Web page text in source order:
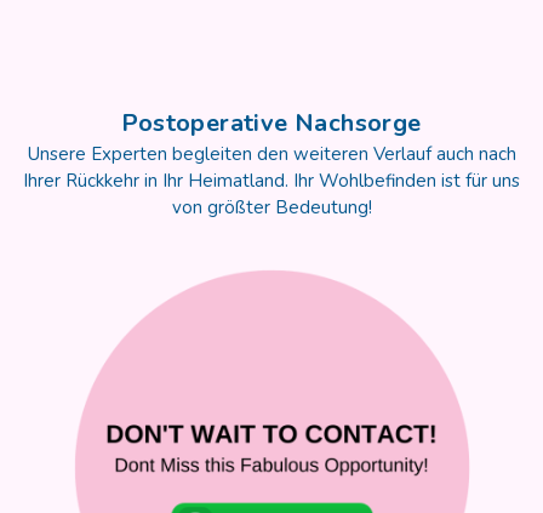
Postoperative Nachsorge
Unsere Experten begleiten den weiteren Verlauf auch nach
Ihrer Rückkehr in Ihr Heimatland. Ihr Wohlbefinden ist für uns
von größter Bedeutung!